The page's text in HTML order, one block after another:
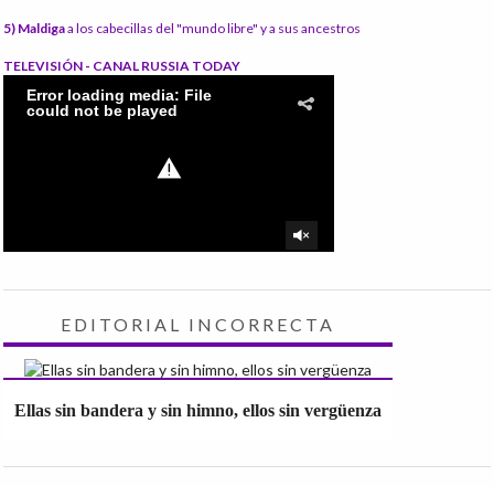
5) Maldigaa los cabecillas del "mundo libre" y a sus ancestros
TELEVISIÓN - CANAL RUSSIA TODAY
EDITORIAL INCORRECTA
Ellas sin bandera y sin himno, ellos sin vergüenza